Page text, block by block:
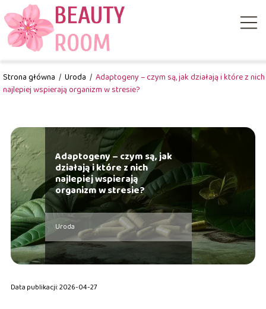
Strona główna / Uroda / Adaptogeny – czym są, jak działają i które z nich
najlepiej wspierają organizm w stresie?
Adaptogeny – czym są, jak
działają i które z nich
najlepiej wspierają
organizm w stresie?
Uroda
Data publikacji: 2026-04-27